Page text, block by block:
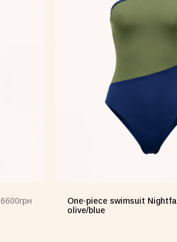
Сукня Frame лимонна
6600грн
One-piece swimsuit Nightfall
olive/blue